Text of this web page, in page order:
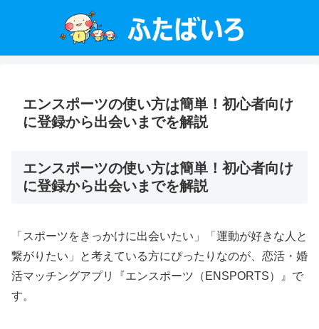
エンスポーツの使い方は簡単！初心者向け
に登録から出会いまでを解説
エンスポーツの使い方は簡単！初心者向け
に登録から出会いまでを解説
「スポーツをきっかけに出会いたい」「運動が好きな人と
繋がりたい」と考えている方にぴったりなのが、恋活・婚
活マッチングアプリ『エンスポーツ（ENSPORTS）』で
す。